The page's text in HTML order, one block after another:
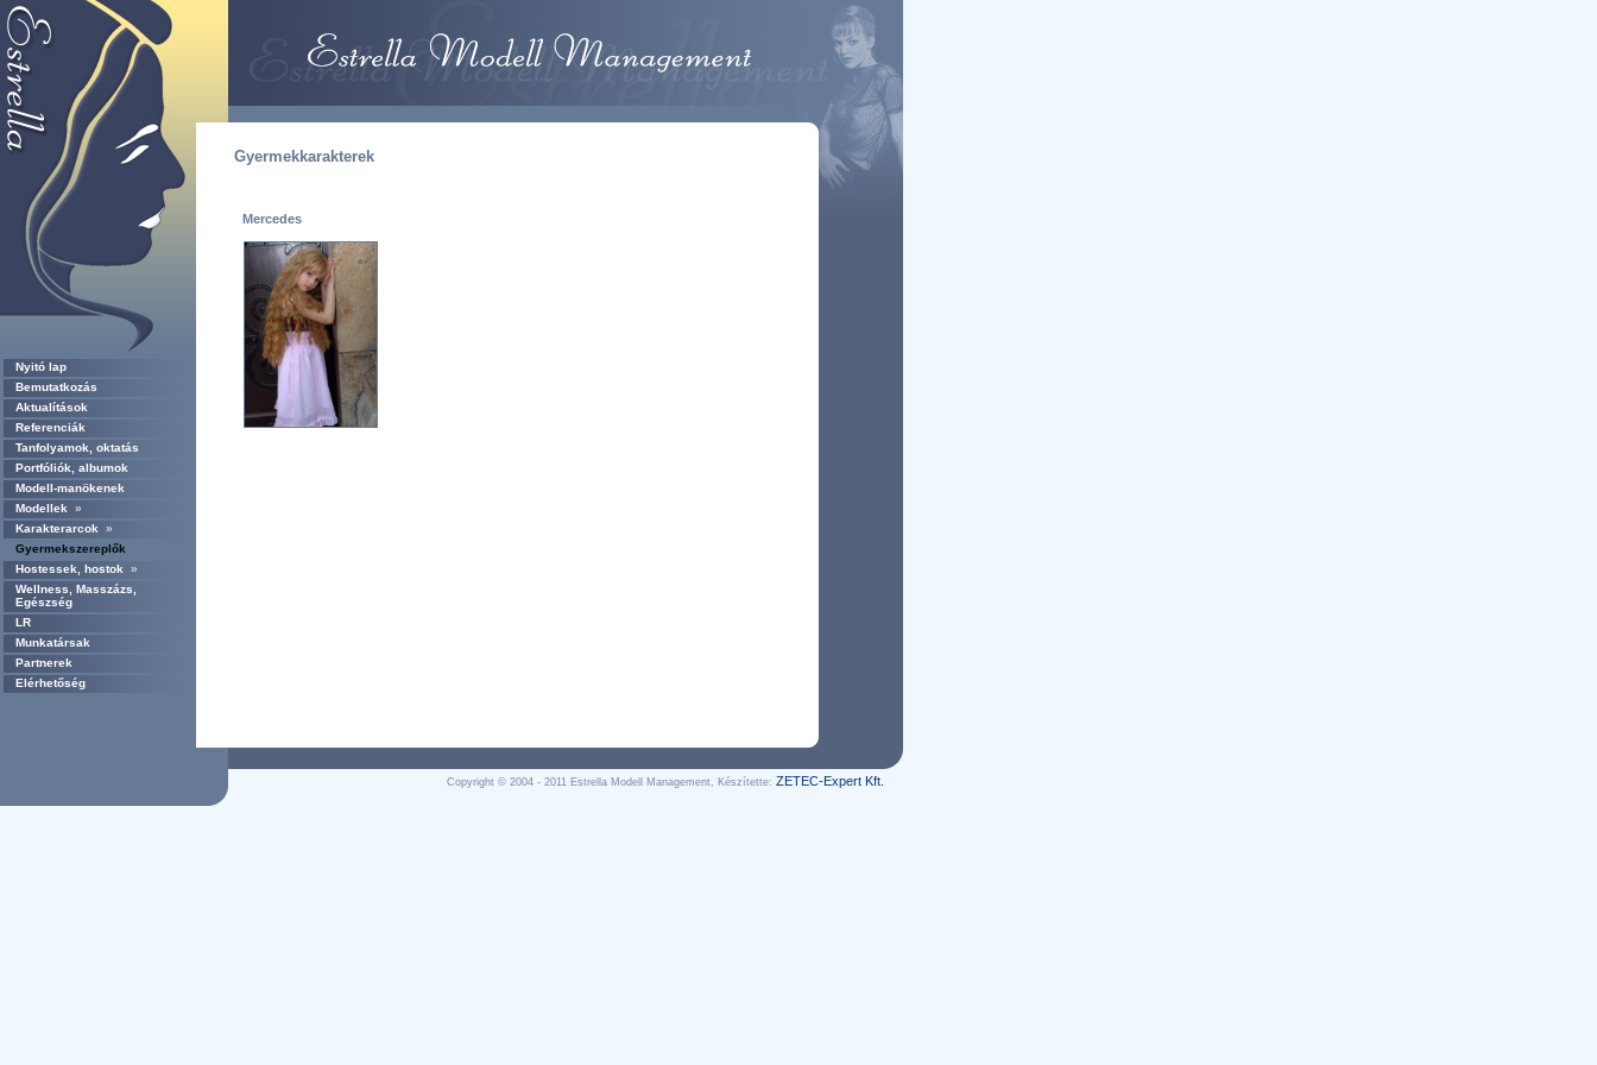
Nyitó lap
Bemutatkozás
Aktualítások
Referenciák
Tanfolyamok, oktatás
Portfóliók, albumok
Modell-manökenek
Modellek »
Karakterarcok »
Gyermekszereplők
Hostessek, hostok »
Wellness, Masszázs,
Egészség
LR
Munkatársak
Partnerek
Elérhetőség
Gyermekkarakterek
Mercedes
Copyright © 2004 - 2011 Estrella Modell Management, Készítette: ZETEC-Expert Kft.